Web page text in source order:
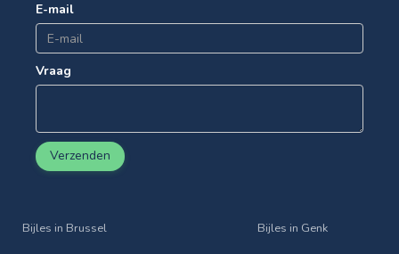
E-mail
Vraag
Verzenden
Bijles in Brussel Bijles in Genk